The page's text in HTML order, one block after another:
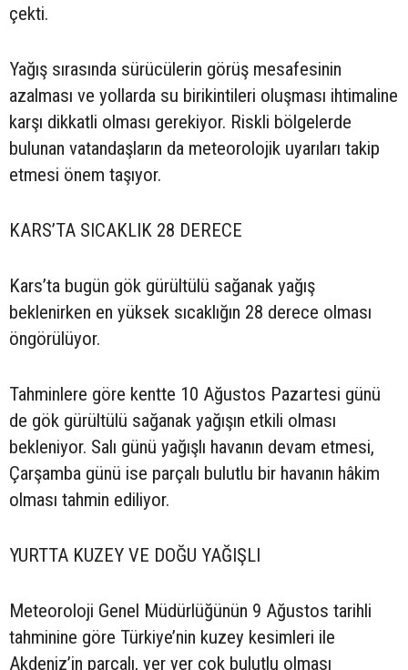
çekti.
Yağış sırasında sürücülerin görüş mesafesinin
azalması ve yollarda su birikintileri oluşması ihtimaline
karşı dikkatli olması gerekiyor. Riskli bölgelerde
bulunan vatandaşların da meteorolojik uyarıları takip
etmesi önem taşıyor.
KARS’TA SICAKLIK 28 DERECE
Kars’ta bugün gök gürültülü sağanak yağış
beklenirken en yüksek sıcaklığın 28 derece olması
öngörülüyor.
Tahminlere göre kentte 10 Ağustos Pazartesi günü
de gök gürültülü sağanak yağışın etkili olması
bekleniyor. Salı günü yağışlı havanın devam etmesi,
Çarşamba günü ise parçalı bulutlu bir havanın hâkim
olması tahmin ediliyor.
YURTTA KUZEY VE DOĞU YAĞIŞLI
Meteoroloji Genel Müdürlüğünün 9 Ağustos tarihli
tahminine göre Türkiye’nin kuzey kesimleri ile
Akdeniz’in parçalı, yer yer çok bulutlu olması